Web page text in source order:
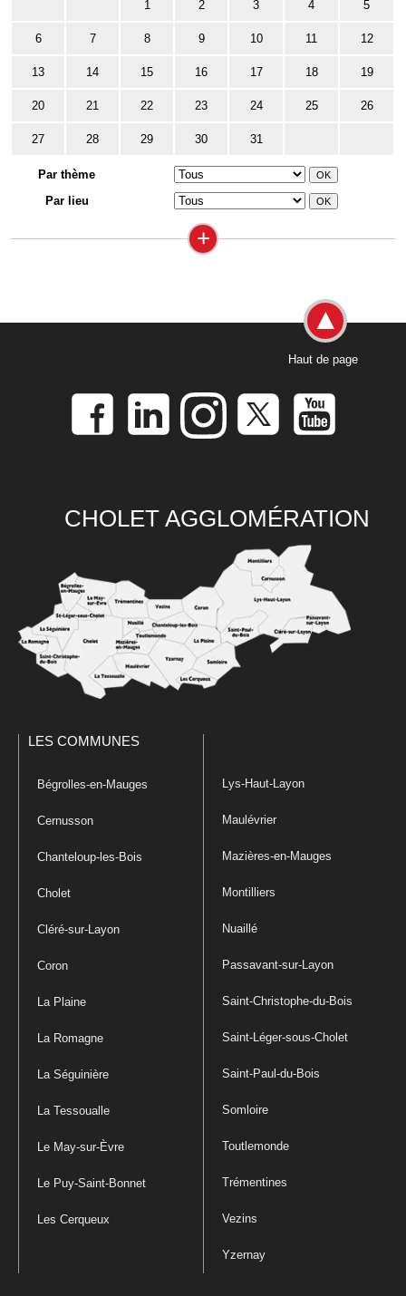
1 2 3 4 5
6 7 8 9 10 11 12
13 14 15 16 17 18 19
20 21 22 23 24 25 26
27 28 29 30 31
Par thème
Par lieu
+
Haut de page
CHOLET AGGLOMÉRATION
LES COMMUNES
Bégrolles-en-Mauges
Cernusson
Chanteloup-les-Bois
Cholet
Cléré-sur-Layon
Coron
La Plaine
La Romagne
La Séguinière
La Tessoualle
Le May-sur-Èvre
Le Puy-Saint-Bonnet
Les Cerqueux
Lys-Haut-Layon
Maulévrier
Mazières-en-Mauges
Montilliers
Nuaillé
Passavant-sur-Layon
Saint-Christophe-du-Bois
Saint-Léger-sous-Cholet
Saint-Paul-du-Bois
Somloire
Toutlemonde
Trémentines
Vezins
Yzernay